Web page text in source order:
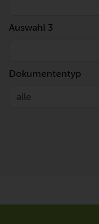
Auswahl 3
Dokumententyp